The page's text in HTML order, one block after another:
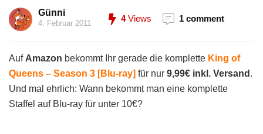
Günni
4. Februar 2011 4Views 1 comment
Auf Amazon bekommt Ihr gerade die komplette King of
Queens – Season 3 [Blu-ray] für nur 9,99€ inkl. Versand .
Und mal ehrlich: Wann bekommt man eine komplette
Staffel auf Blu-ray für unter 10€?